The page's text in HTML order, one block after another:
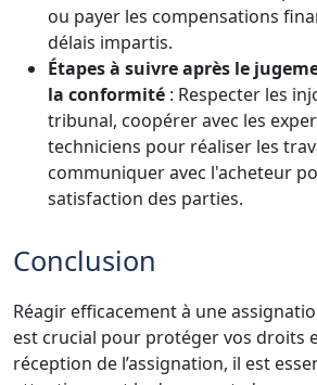
ou payer les compensations
délais impartis.
Étapes à suivre après le
la conformité : Respecter les
tribunal, coopérer avec les
techniciens pour réaliser les
communiquer avec l'acheteur
satisfaction des parties.
Conclusion
Réagir efficacement à une
est crucial pour protéger vos droits
réception de l’assignation, il est